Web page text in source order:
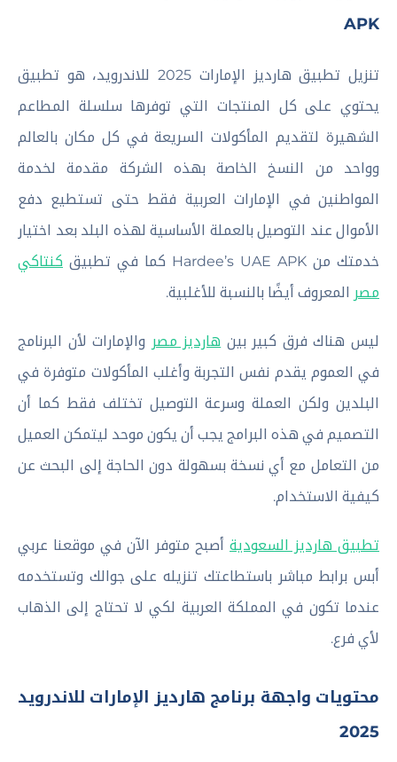
APK
تنزيل تطبيق هارديز الإمارات 2025 للاندرويد، هو تطبيق
يحتوي على كل المنتجات التي توفرها سلسلة المطاعم
الشهيرة لتقديم المأكولات السريعة في كل مكان بالعالم
وواحد من النسخ الخاصة بهذه الشركة مقدمة لخدمة
المواطنين في الإمارات العربية فقط حتى تستطيع دفع
الأموال عند التوصيل بالعملة الأساسية لهذه البلد بعد اختيار
خدمتك من Hardee’s UAE APK كما في تطبيق
كنتاكي
مصر المعروف أيضًا بالنسبة للأغلبية.
ليس هناك فرق كبير بين هارديز مصر والإمارات لأن البرنامج
في العموم يقدم نفس التجربة وأغلب المأكولات متوفرة في
البلدين ولكن العملة وسرعة التوصيل تختلف فقط كما أن
التصميم في هذه البرامج يجب أن يكون موحد ليتمكن العميل
من التعامل مع أي نسخة بسهولة دون الحاجة إلى البحث عن
كيفية الاستخدام.
تطبيق هارديز السعودية أصبح متوفر الآن في موقعنا عربي
أبس برابط مباشر باستطاعتك تنزيله على جوالك وتستخدمه
عندما تكون في المملكة العربية لكي لا تحتاج إلى الذهاب
لأي فرع.
محتويات واجهة برنامج هارديز الإمارات للاندرويد
2025